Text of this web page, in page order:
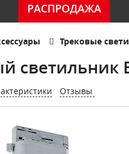
РАСПРОДАЖА
Трековые
светильник
Отзывы